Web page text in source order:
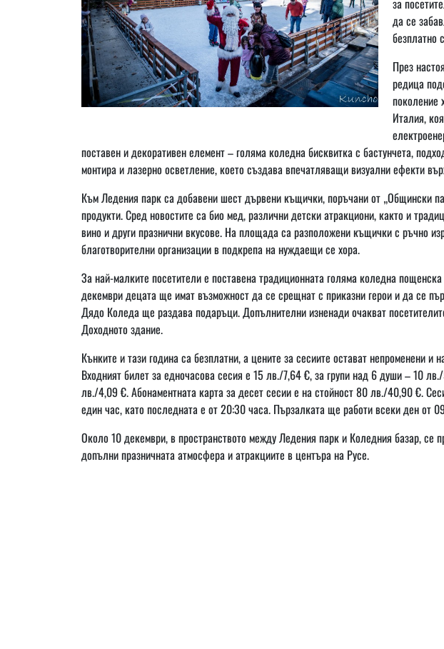
за
да се
безплатно
През
редица
поколение
Италия,
поставен и декоративен елемент – голяма коледна бисквитка с бастунчета,
монтира и лазерно осветление, което създава впечатляващи визуални ефекти
Към Ледения парк са добавени шест дървени къщички, поръчани от „Общински
продукти. Сред новостите са био мед, различни детски атракциони, както и
вино и други празнични вкусове. На площада са разположени къщички с ръчно
благотворителни организации в подкрепа на нуждаещи се хора.
За най-малките посетители е поставена традиционната голяма коледна
декември децата ще имат възможност да се срещнат с приказни герои и да се
Дядо Коледа ще раздава подаръци. Допълнителни изненади очакват
Доходното здание.
Кънките и тази година са безплатни, а цените за сесиите остават непроменени и
Входният билет за едночасова сесия е 15 лв./7,64 €, за групи над 6 души – 10
лв./4,09 €. Абонаментната карта за десет сесии е на стойност 80 лв./40,90 €.
един час, като последната е от 20:30 часа. Пързалката ще работи всеки ден от
Около 10 декември, в пространството между Ледения парк и Коледния базар, се
допълни празничната атмосфера и атракциите в центъра на Русе.